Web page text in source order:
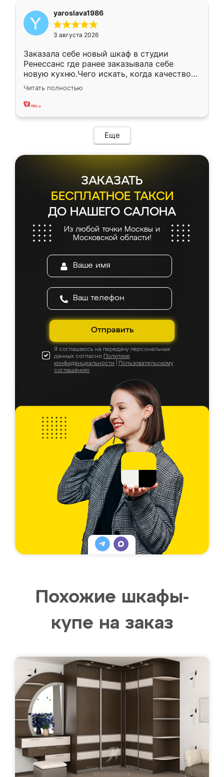
yaroslava1986
3 августа 2026
Заказала себе новый шкаф в студии
Ренессанс где ранее заказывала себе
новую кухню.Чего искать, когда качеством
вполне довольна. Служит кухня уже почти
два года, нареканий нет.
Читать полностью
Еще
ЗАКАЗАТЬ
БЕСПЛАТНОЕ ТАКСИ
ДО НАШЕГО САЛОНА
Из любой точки Москвы и
Московской области!
Отправить
Я соглашаюсь на передачу персональных
данных согласно Политике
конфиденциальности
Пользовательскому
соглашению
Похожие шкафы-
купе на заказ